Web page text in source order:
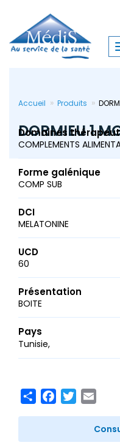
contenu
principal
Accueil Produits
DORMIEU 1
Domaines
COMPLEMENTS
Forme galénique
COMP SUB
DCI
MELATONINE
UCD
60
Présentation
BOITE
Pays
Tunisie
ShareFacebook
Twitter